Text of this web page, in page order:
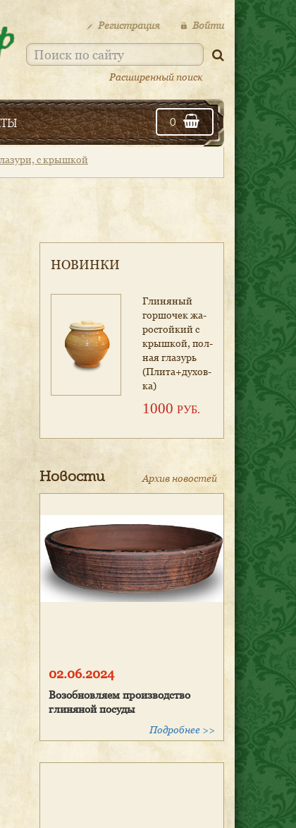
Регистрация Войти
Расширенный поиск
0
с крышкой
НОВИНКИ
Гли­ня­ный
гор­шо­чек жа­
рос­той­кий с
крыш­кой, пол­
ная гла­зурь
(Пли­та+ду­хов­
ка)
1000 РУБ.
Новости Архив новостей
02.06.2024
Возобновляем производство
глиняной посуды
Подробнее >>